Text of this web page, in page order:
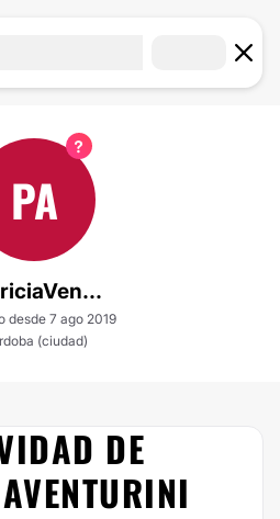
PA
desde 7 ago 2019
(ciudad)
DE